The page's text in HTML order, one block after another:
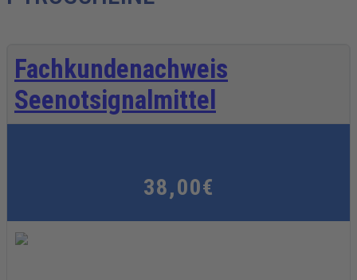
Fachkundenachweis
Seenotsignalmittel
38,00€